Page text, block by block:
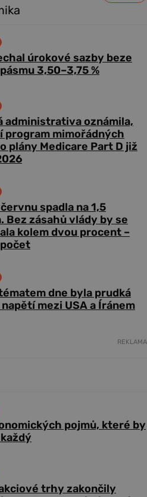
úrokové sazby beze
3,50–3,75 %
administrativa oznámila,
program mimořádných
plány Medicare Part D již
spadla na 1,5
Bez zásahů vlády by se
kolem dvou procent –
dne byla prudká
mezi USA a Íránem
REKLAMA
pojmů, které by
trhy zakončily